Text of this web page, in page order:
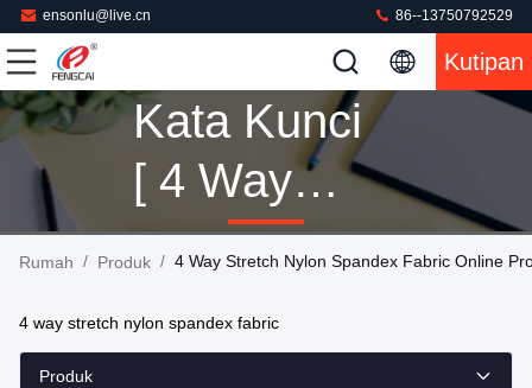
ensonlu@live.cn 86--13750792529
Kutipan
Kata Kunci
[ 4 Way
Stretch
Spandex
Rumah / Produk / 4 Way Stretch Nylon Spandex Fabric Online
4 way stretch nylon spandex fabric
Produk